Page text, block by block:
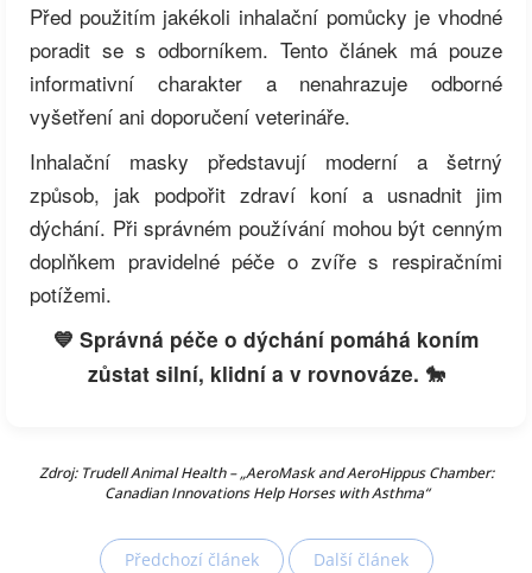
Před použitím jakékoli inhalační pomůcky je vhodné
poradit se s odborníkem. Tento článek má pouze
informativní charakter a nenahrazuje odborné
vyšetření ani doporučení veterináře.
Inhalační masky představují moderní a šetrný
způsob, jak podpořit zdraví koní a usnadnit jim
dýchání. Při správném používání mohou být cenným
doplňkem pravidelné péče o zvíře s respiračními
potížemi.
💙 Správná péče o dýchání pomáhá koním
zůstat silní, klidní a v rovnováze. 🐎
Zdroj: Trudell Animal Health – „AeroMask and AeroHippus Chamber:
Canadian Innovations Help Horses with Asthma“
Předchozí článek Další článek